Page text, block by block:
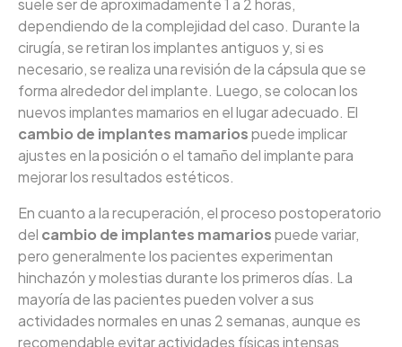
suele ser de aproximadamente 1 a 2 horas,
dependiendo de la complejidad del caso. Durante la
cirugía, se retiran los implantes antiguos y, si es
necesario, se realiza una revisión de la cápsula que se
forma alrededor del implante. Luego, se colocan los
nuevos implantes mamarios en el lugar adecuado. El
cambio de implantes mamariospuede implicar
ajustes en la posición o el tamaño del implante para
mejorar los resultados estéticos.
En cuanto a la recuperación, el proceso postoperatorio
del cambio de implantes mamariospuede variar,
pero generalmente los pacientes experimentan
hinchazón y molestias durante los primeros días. La
mayoría de las pacientes pueden volver a sus
actividades normales en unas 2 semanas, aunque es
recomendable evitar actividades físicas intensas